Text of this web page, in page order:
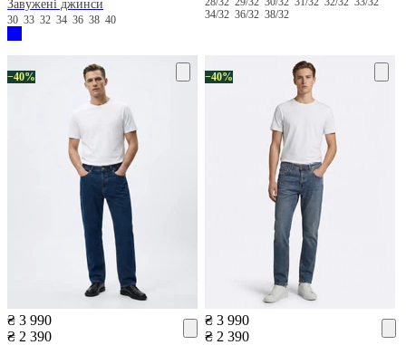
Завужені джинси
30 33 32 34 36 38 40
34/3236/3238/32
−40%
₴ 3 990
₴ 2 390
−40%
₴ 3 990
₴ 2 390